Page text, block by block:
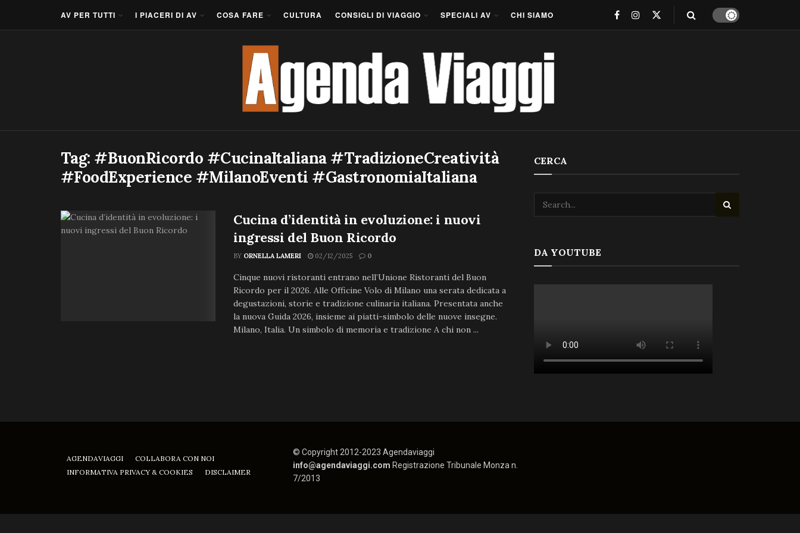
AV PER TUTTI I PIACERI DI AV COSA FARE CULTURA CONSIGLI DI VIAGGIO SPECIALI AV CHI SIAMO
Tag: #BuonRicordo #CucinaItaliana #TradizioneCreatività
#FoodExperience #MilanoEventi #GastronomiaItaliana
Cucina d’identità in evoluzione: i nuovi
ingressi del Buon Ricordo
BY ORNELLA LAMERI 02/12/2025 0
Cinque nuovi ristoranti entrano nell’Unione Ristoranti del Buon
Ricordo per il 2026. Alle Officine Volo di Milano una serata dedicata a
degustazioni, storie e tradizione culinaria italiana. Presentata anche
la nuova Guida 2026, insieme ai piatti-simbolo delle nuove insegne.
Milano, Italia. Un simbolo di memoria e tradizione A chi non ...
CERCA
DA YOUTUBE
AGENDAVIAGGI
COLLABORA CON NOI
INFORMATIVA PRIVACY & COOKIES
DISCLAIMER
© Copyright 2012-2023 Agendaviaggi
info@agendaviaggi.com Registrazione Tribunale Monza n.
7/2013